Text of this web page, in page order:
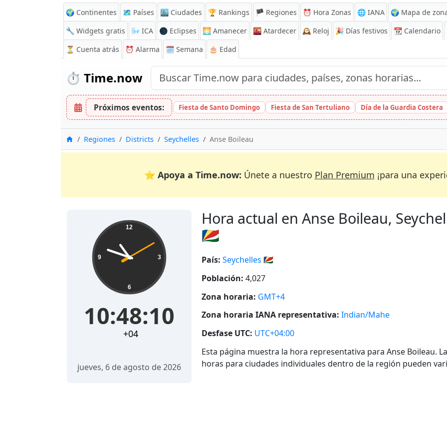
🌍 Continentes 🗺️ Países 🏙️ Ciudades 🏆 Rankings 🏴 Regiones ⏰ Hora Zonas 🌐 IANA 🌍 Mapa de
🔧 Widgets gratis
🌬️ ICA 🌑 Eclipses 🌅 Amanecer 🌇 Atardecer 🕰️ Reloj 🎉 Días festivos 📆 Calendario
⏳ Cuenta atrás ⏰ Alarma 🗓️ Semana 🎂 Edad
⏱️ Time.now
Próximos eventos: Fiesta de Santo Domingo Fiesta de San Tertuliano Día de la Guardia Costera
InicioRegiones Districts Seychelles Anse Boileau
⭐ Apoya a Time.now: Únete a nuestro Plan Premium ¡para una
Hora actual en Anse Boileau,
🇸🇨
12
3
6
9
10:48:10
+04
jueves, 6 de agosto de 2026
País: Seychelles 🇸🇨
Población: 4,027
Zona horaria: GMT+4
Zona horaria IANA representativa: Indian/Mahe
Desfase UTC: UTC+04:00
Esta página muestra la hora representativa para Anse Boileau.
horas para ciudades individuales dentro de la región pueden